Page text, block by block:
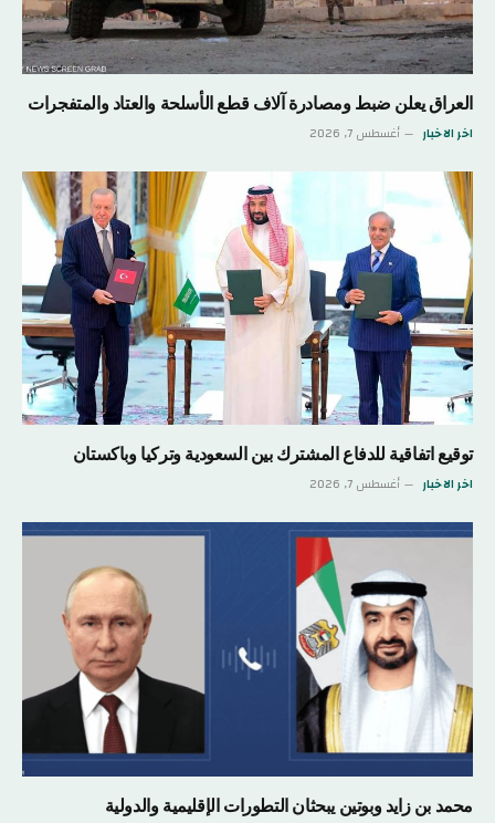
العراق يعلن ضبط ومصادرة آلاف قطع الأسلحة والعتاد والمتفجرات
اخر الاخبار أغسطس 7, 2026
توقيع اتفاقية للدفاع المشترك بين السعودية وتركيا وباكستان
اخر الاخبار أغسطس 7, 2026
محمد بن زايد وبوتين يبحثان التطورات الإقليمية والدولية